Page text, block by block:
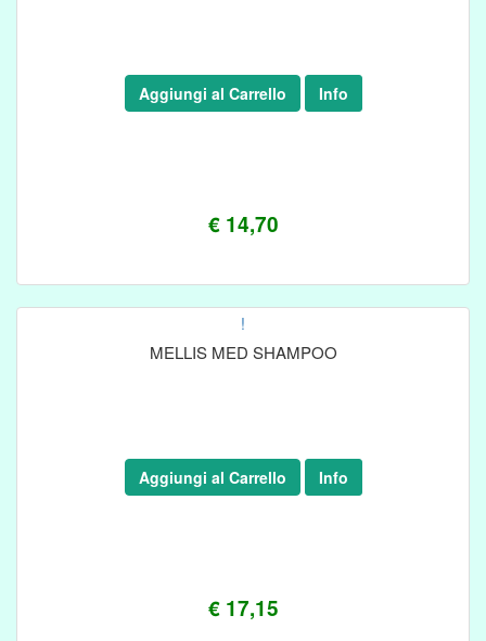
€ 14,70
Aggiungi al Carrello Info
!
MELLIS MED SHAMPOO
€ 17,15
Aggiungi al Carrello Info